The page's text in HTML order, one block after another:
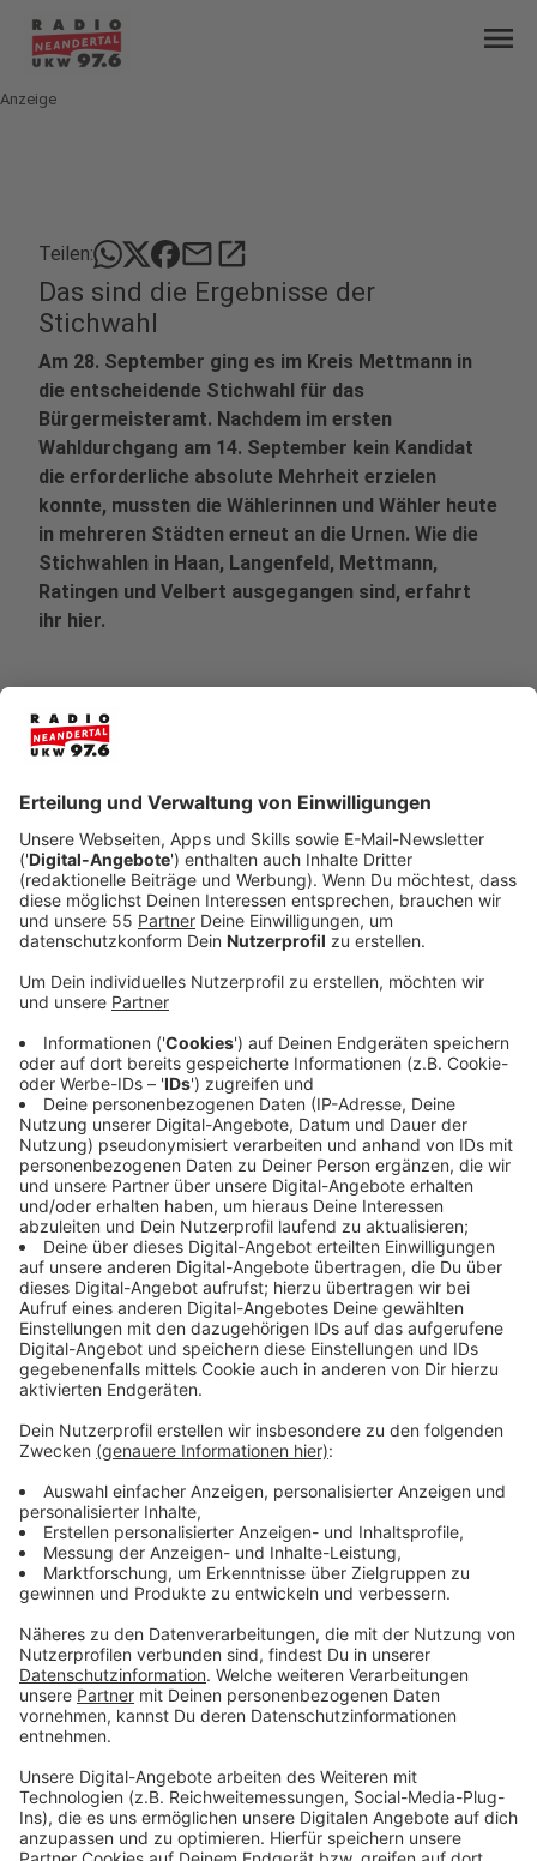
menu
Anzeige
Teilen: mailopen_in_new
Das sind die Ergebnisse der
Stichwahl
Am 28. September ging es im Kreis Mettmann in
die entscheidende Stichwahl für das
Bürgermeisteramt. Nachdem im ersten
Wahldurchgang am 14. September kein Kandidat
die erforderliche absolute Mehrheit erzielen
konnte, mussten die Wählerinnen und Wähler heute
in mehreren Städten erneut an die Urnen. Wie die
Stichwahlen in Haan, Langenfeld, Mettmann,
Ratingen und Velbert ausgegangen sind, erfahrt
ihr hier.
Veröffentlicht:
Haan
Anzeige
In Haan konnten die Wählerinnen und Wähler zwischen
Meike Lukat (WLH) entscheiden. Endereß erhielt im
ersten Wahlgang noch 43,22 % aller abgegeben
Stimmen und ging deshalb als Favorit in die Stichwahl.
Am Ende setzte sich der CDU-Kandidat mit 56,30 %
gegen seine Kontrahentin von der WLH durch.
Anzeige
Langenfeld
Anzeige
Bei der Stichwahl in Langenfeld ging es für Dieter
Braschoss (CDU) und Gerold Wenzens (B/G/L) in die
zweite Runde. Beide Kandidaten erhielten am 14.
September jeweils über 30% aller Stimmen. In diesem
direkten Duell setzte sich Gerold Wenzens deutlich
(77,93 %) durch und wird damit neuer Bürgermeister
von Langenfeld
Anzeige
Mettmann
Besonders eng war das Rennen am 14. September in